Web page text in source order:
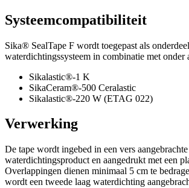
Systeemcompatibiliteit
Sika® SealTape F wordt toegepast als
waterdichtingssysteem in combinatie met onder
Sikalastic®-1 K
SikaCeram®-500 Ceralastic
Sikalastic®-220 W (ETAG 022)
Verwerking
De tape wordt ingebed in een vers
waterdichtingsproduct en aangedrukt met een
Overlappingen dienen minimaal 5 cm te
wordt een tweede laag waterdichting